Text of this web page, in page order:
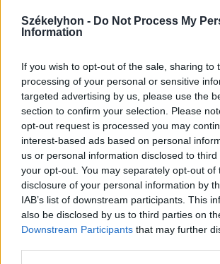
Székelyhon - Do Not Process My
Information
If you wish to opt-out of the sale, sharing to
processing of your personal or sensitive
targeted advertising by us, please use the
section to confirm your selection. Please
opt-out request is processed you may
interest-based ads based on personal
us or personal information disclosed to
your opt-out. You may separately opt-out of
disclosure of your personal information by
IAB’s list of downstream participants. This
also be disclosed by us to third parties on
Downstream Participants that may further
A rovat további